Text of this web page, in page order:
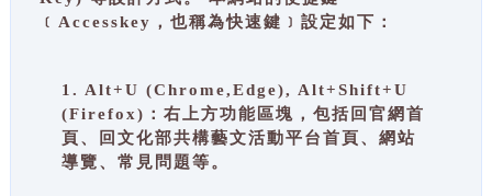
﹝Accesskey，也稱為快速鍵﹞設定如下：
1. Alt+U (Chrome,Edge), Alt+Shift+U
(Firefox)：右上方功能區塊，包括回官網首
頁、回文化部共構藝文活動平台首頁、網站
導覽、常見問題等。